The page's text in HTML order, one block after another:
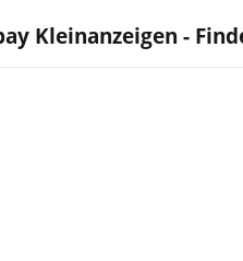
Kleinanzeigen -